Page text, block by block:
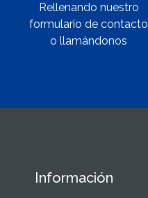
Rellenando nuestro
formulario de contacto
o llamándonos
Información